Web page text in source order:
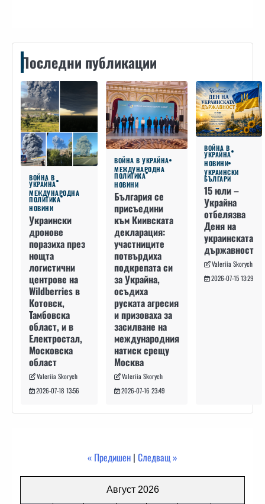
Последни публикации
ВОЙНА В
УКРАЙНА
МЕЖДУНАРОДНА
ПОЛИТИКА
НОВИНИ
Украински
дронове
поразиха през
нощта
логистични
центрове на
Wildberries в
Котовск,
Тамбовска
област, и в
Електростал,
Московска
област
Valeriia Skorych
2026-07-18 13:56
ВОЙНА В УКРАЙНА
МЕЖДУНАРОДНА
ПОЛИТИКА
НОВИНИ
България се
присъедини
към Киивската
декларация:
участниците
потвърдиха
подкрепата си
за Украйна,
осъдиха
руската агресия
и призоваха за
засилване на
международния
натиск срещу
Москва
Valeriia Skorych
2026-07-16 23:49
ВОЙНА В
УКРАЙНА
НОВИНИ
УКРАИНСКИ
БЪЛГАРИ
15 юли –
Украйна
отбелязва
Деня на
украинската
държавност
Valeriia Skorych
2026-07-15 13:29
« Предишен | Следващ »
Август 2026